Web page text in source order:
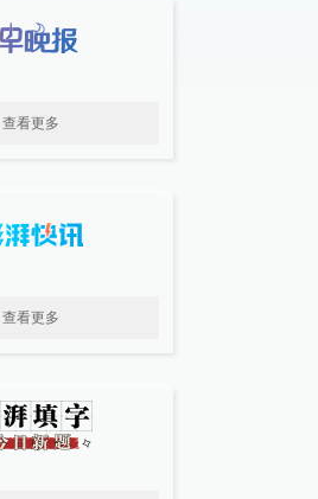
查看更多
查看更多